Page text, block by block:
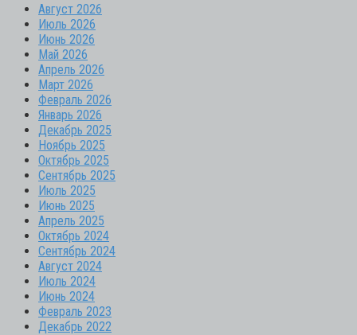
Август 2026
Июль 2026
Июнь 2026
Май 2026
Апрель 2026
Март 2026
Февраль 2026
Январь 2026
Декабрь 2025
Ноябрь 2025
Октябрь 2025
Сентябрь 2025
Июль 2025
Июнь 2025
Апрель 2025
Октябрь 2024
Сентябрь 2024
Август 2024
Июль 2024
Июнь 2024
Февраль 2023
Декабрь 2022